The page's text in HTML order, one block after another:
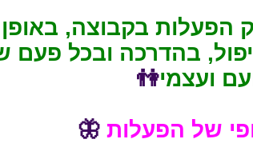
הפעלות בקבוצה, באופן
בהדרכה ובכל פעם
ועצמי👫
של הפעלות 🦋